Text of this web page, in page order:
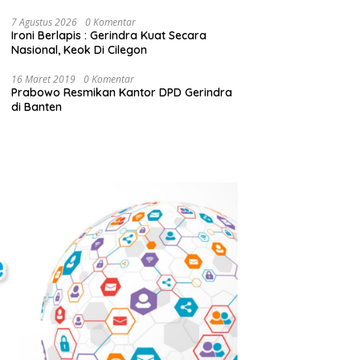
7 Agustus 2026 0 Komentar
Ironi Berlapis : Gerindra Kuat Secara
Nasional, Keok Di Cilegon
16 Maret 2019 0 Komentar
Prabowo Resmikan Kantor DPD Gerindra
di Banten